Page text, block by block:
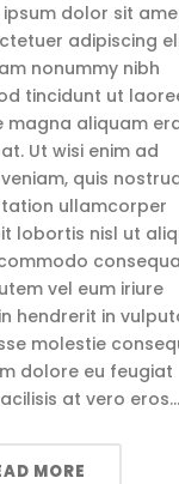
ipsum dolor sit
adipiscing
nonummy nibh
tincidunt ut
magna aliquam
Ut wisi enim ad
quis
tation ullamcorper
lobortis nisl ut
vel eum iriure
hendrerit in
molestie
dolore eu feugiat
at vero
MORE